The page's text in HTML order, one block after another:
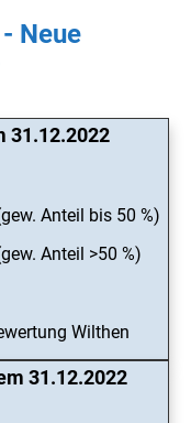
Neue
31.12.2022
Anteil bis 50 %)
Anteil >50 %)
Wilthen
31.12.2022